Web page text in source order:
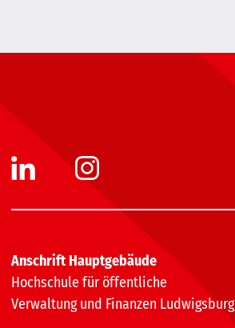
Anschrift Hauptgebäude
Hochschule für öffentliche
Verwaltung und Finanzen Ludwigsburg